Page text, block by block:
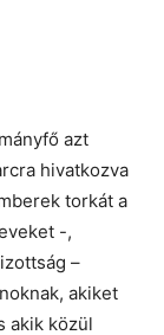
azt
hivatkozva
torkát a
-,
–
akiket
akik közül